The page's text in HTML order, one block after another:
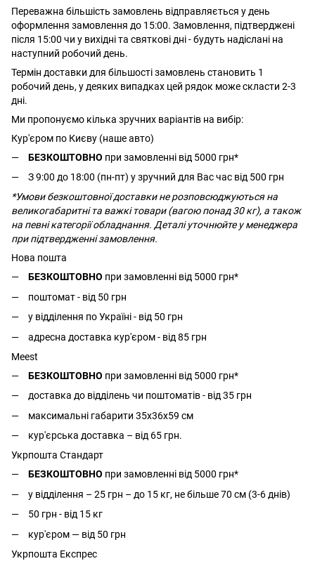
Переважна більшість замовлень відправляється у день
оформлення замовлення до 15:00. Замовлення, підтверджені
після 15:00 чи у вихідні та святкові дні - будуть надіслані на
наступний робочий день.
Термін доставки для більшості замовлень становить 1
робочий день, у деяких випадках цей рядок може скласти 2-3
дні.
Ми пропонуємо кілька зручних варіантів на вибір:
Кур'єром по Києву (наше авто)
БЕЗКОШТОВНО при замовленні від 5000 грн*
З 9:00 до 18:00 (пн-пт) у зручний для Вас час від 500 грн
*Умови безкоштовної доставки не розповсюджуються на
великогабаритні та важкі товари (вагою понад 30 кг), а також
на певні категорії обладнання. Деталі уточнюйте у менеджера
при підтвердженні замовлення.
Нова пошта
БЕЗКОШТОВНО при замовленні від 5000 грн*
поштомат - від 50 грн
у відділення по Україні - від 50 грн
адресна доставка кур'єром - від 85 грн
Meest
БЕЗКОШТОВНО при замовленні від 5000 грн*
доставка до відділень чи поштоматів - від 35 грн
максимальні габарити 35x36x59 см
кур'єрська доставка – від 65 грн.
Укрпошта Стандарт
БЕЗКОШТОВНО при замовленні від 5000 грн*
у відділення – 25 грн – до 15 кг, не більше 70 см (3-6 днів)
50 грн - від 15 кг
кур'єром — від 50 грн
Укрпошта Експрес